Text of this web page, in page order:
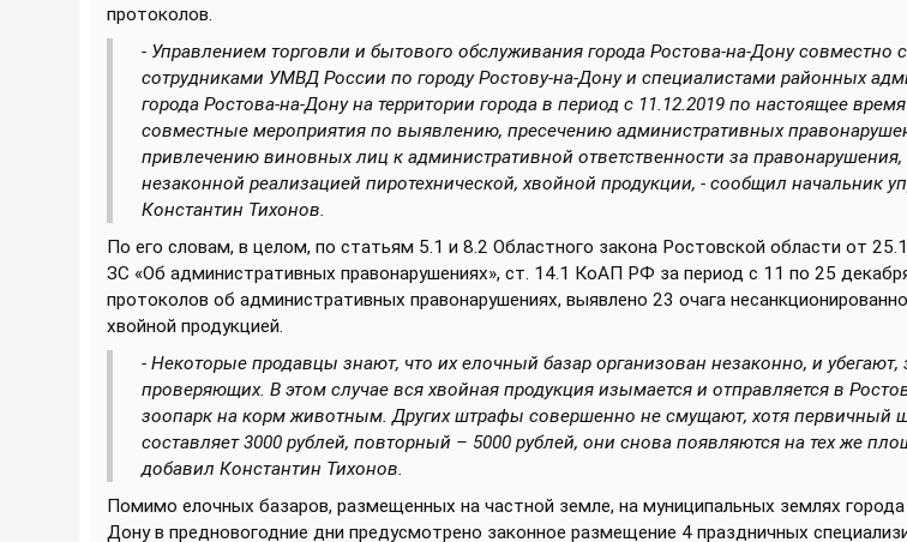
протоколов.
- Управлением торговли и бытового обслуживания города Ростова-на-Дону совместно с
сотрудниками УМВД России по городу Ростову-на-Дону и специалистами районных
города Ростова-на-Дону на территории города в период с 11.12.2019 по настоящее
совместные мероприятия по выявлению, пресечению административных
привлечению виновных лиц к административной ответственности за
незаконной реализацией пиротехнической, хвойной продукции, - сообщил начальник
Константин Тихонов.
По его словам, в целом, по статьям 5.1 и 8.2 Областного закона Ростовской области от
ЗС «Об административных правонарушениях», ст. 14.1 КоАП РФ за период с 11 по 25
протоколов об административных правонарушениях, выявлено 23 очага
хвойной продукцией.
- Некоторые продавцы знают, что их елочный базар организован незаконно, и убегают,
проверяющих. В этом случае вся хвойная продукция изымается и отправляется в
зоопарк на корм животным. Других штрафы совершенно не смущают, хотя первичный
составляет 3000 рублей, повторный – 5000 рублей, они снова появляются на тех же
добавил Константин Тихонов.
Помимо елочных базаров, размещенных на частной земле, на муниципальных землях
Дону в предновогодние дни предусмотрено законное размещение 4 праздничных